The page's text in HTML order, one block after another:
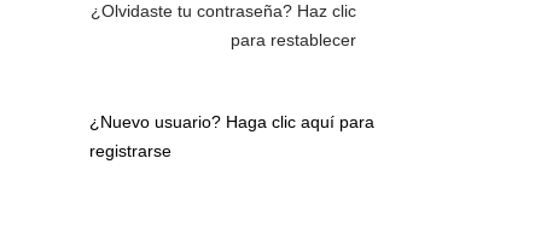
¿Olvidaste tu contraseña? Haz clic
para restablecer
¿Nuevo usuario? Haga clic aquí para
registrarse